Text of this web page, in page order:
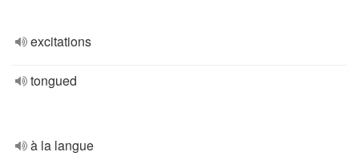
excitations
tongued
à la langue